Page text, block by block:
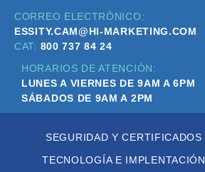
CORREO ELECTRÓNICO:
ESSITY.CAM@HI-MARKETING.COM
CAT: 800 737 84 24
HORARIOS DE ATENCIÓN:
LUNES A VIERNES DE 9AM A 6PM
SÁBADOS DE 9AM A 2PM
SEGURIDAD Y CERTIFICADOS
TECNOLOGÍA E IMPLENTACIÓN